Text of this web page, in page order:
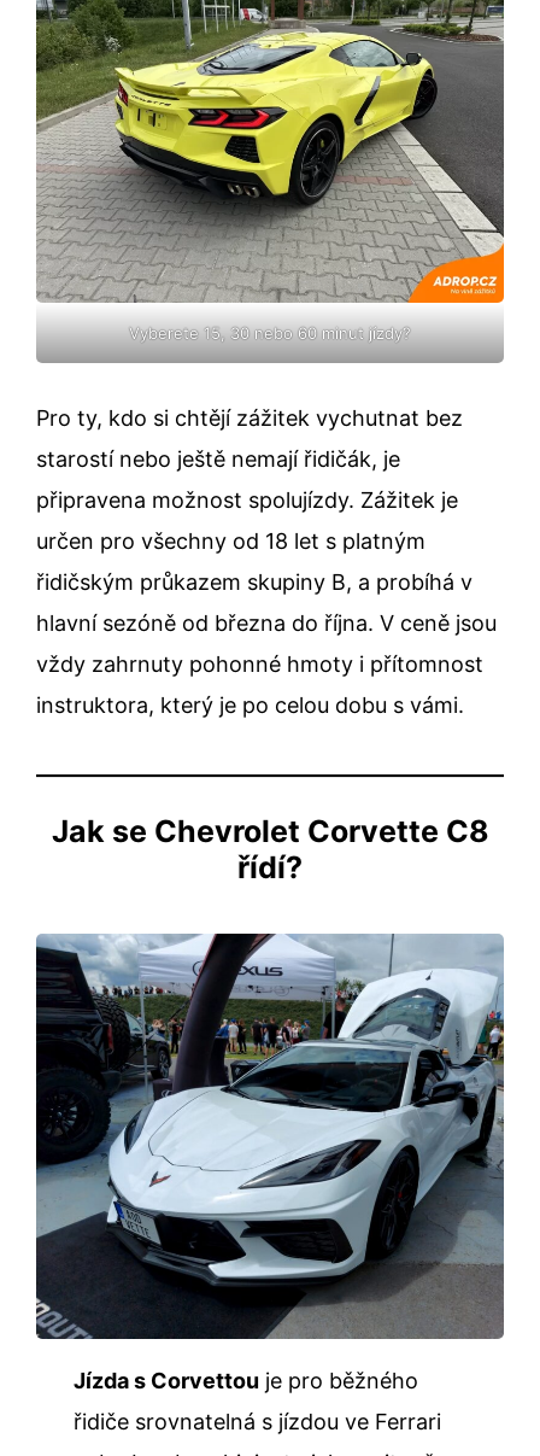
Vyberete 15, 30 nebo 60 minut jízdy?
Pro ty, kdo si chtějí zážitek vychutnat bez
starostí nebo ještě nemají řidičák, je
připravena možnost spolujízdy. Zážitek je
určen pro všechny od 18 let s platným
řidičským průkazem skupiny B, a probíhá v
hlavní sezóně od března do října. V ceně jsou
vždy zahrnuty pohonné hmoty i přítomnost
instruktora, který je po celou dobu s vámi.
Jak se Chevrolet Corvette C8
řídí?
Jízda s Corvettou je pro běžného
řidiče srovnatelná s jízdou ve Ferrari